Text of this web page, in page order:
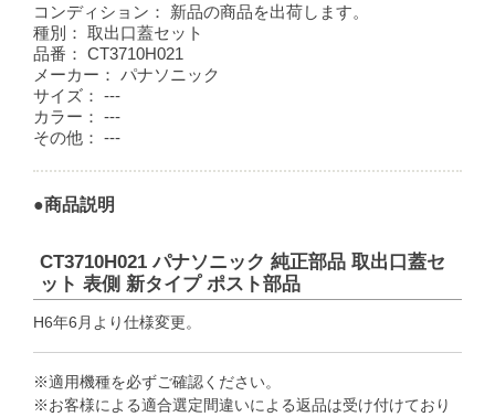
コンディション：
新品の商品を出荷します。
種別：
取出口蓋セット
品番：
CT3710H021
メーカー：
パナソニック
サイズ：
---
カラー：
---
その他：
---
●商品説明
CT3710H021 パナソニック 純正部品 取出口蓋セ
ット 表側 新タイプ ポスト部品
H6年6月より仕様変更。
※適用機種を必ずご確認ください。
※お客様による適合選定間違いによる返品は受け付けており